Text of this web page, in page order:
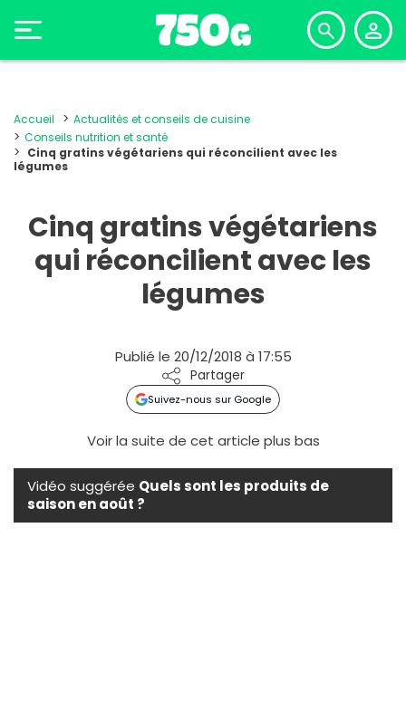
Accueil
Actualités et conseils de cuisine
Conseils nutrition et santé
Cinq gratins végétariens qui réconcilient avec les
légumes
Cinq gratins végétariens
qui réconcilient avec les
légumes
Publié le 20/12/2018 à 17:55
Partager
Suivez-nous sur Google
Voir la suite de cet article plus bas
Vidéo suggérée Quels sont les produits de
saison en août ?